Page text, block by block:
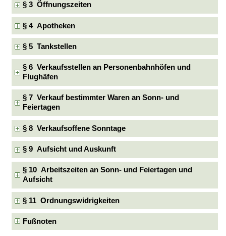
§ 3 Öffnungszeiten
§ 4 Apotheken
§ 5 Tankstellen
§ 6 Verkaufsstellen an Personenbahnhöfen und
Flughäfen
§ 7 Verkauf bestimmter Waren an Sonn- und
Feiertagen
§ 8 Verkaufsoffene Sonntage
§ 9 Aufsicht und Auskunft
§ 10 Arbeitszeiten an Sonn- und Feiertagen und
Aufsicht
§ 11 Ordnungswidrigkeiten
Fußnoten